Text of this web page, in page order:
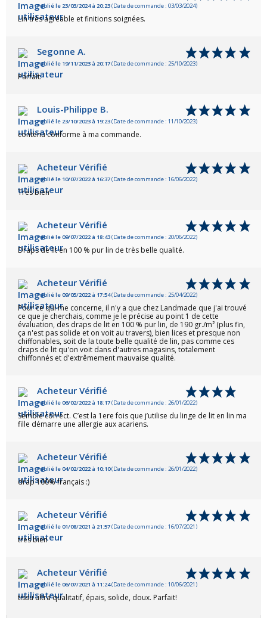
Publié le 23/03/2024 à 20:23(Date de commande : 03/03/2024)
Lin très agréable et finitions soignées.
Segonne A.
Publié le 19/11/2023 à 20:17(Date de commande : 25/10/2023)
Parfait.
Louis-Philippe B.
Publié le 23/10/2023 à 19:23(Date de commande : 11/10/2023)
contenu conforme à ma commande.
Acheteur Vérifié
Publié le 10/07/2022 à 16:37(Date de commande : 16/06/2022)
Très bien
Acheteur Vérifié
Publié le 09/07/2022 à 18:43(Date de commande : 20/06/2022)
Draps de lit en 100 % pur lin de très belle qualité.
Acheteur Vérifié
Publié le 09/05/2022 à 17:54(Date de commande : 25/04/2022)
Pour ce qui me concerne, il n'y a que chez Landmade que j'ai trouvé
ce que je cherchais, comme je le précise au point 1 de cette
évaluation, des draps de lit en 100 % pur lin, de 190 gr./m² (plus fin,
ça n'est pas solide et on voit au travers), bien lices et presque non
chiffonables, soit de la toute belle qualité de lin, pas comme ces
draps de lit qu'on voit dans d'autres magasins, totalement
chiffonnés et d'extrêmement mauvaise qualité.
Acheteur Vérifié
Publié le 06/02/2022 à 18:17(Date de commande : 26/01/2022)
Semble correct. C’est la 1ere fois que j’utilise du linge de lit en lin ma
fille démarre une allergie aux acariens.
Acheteur Vérifié
Publié le 04/02/2022 à 10:10(Date de commande : 26/01/2022)
drap 100% français :)
Acheteur Vérifié
Publié le 01/08/2021 à 21:57(Date de commande : 16/07/2021)
tres bien
Acheteur Vérifié
Publié le 06/07/2021 à 11:24(Date de commande : 10/06/2021)
tissu ultra qualitatif, épais, solide, doux. Parfait!